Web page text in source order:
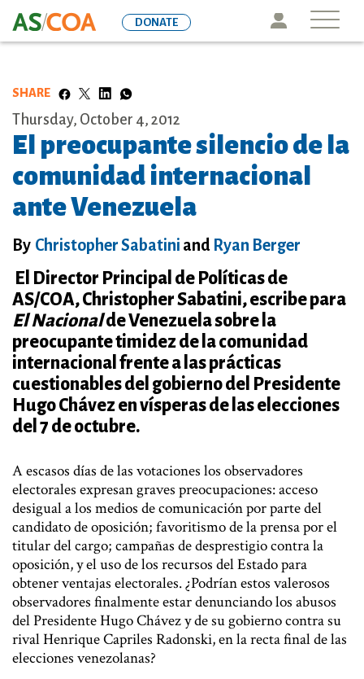
to
Icon
DONATE
SHARE
Thursday, October 4, 2012
El preocupante silencio de la
comunidad internacional
ante Venezuela
By Christopher Sabatini and Ryan Berger
El Director Principal de Políticas de
AS/COA, Christopher Sabatini, escribe para
El Nacionalde Venezuela sobre la
preocupante timidez de la comunidad
internacional frente a las prácticas
cuestionables del gobierno del Presidente
Hugo Chávez en vísperas de las elecciones
del 7 de octubre.
A escasos días de las votaciones los observadores
electorales expresan graves preocupaciones: acceso
desigual a los medios de comunicación por parte del
candidato de oposición; favoritismo de la prensa por el
titular del cargo; campañas de desprestigio contra la
oposición, y el uso de los recursos del Estado para
obtener ventajas electorales. ¿Podrían estos valerosos
observadores finalmente estar denunciando los abusos
del Presidente Hugo Chávez y de su gobierno contra su
rival Henrique Capriles Radonski, en la recta final de las
elecciones venezolanas?